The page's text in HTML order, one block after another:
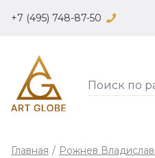
+7 (495) 748-87-50
Главная / Рожнев